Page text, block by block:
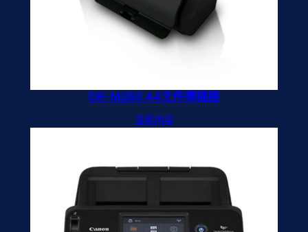
DR-M260 A4文件掃描器
查看內容